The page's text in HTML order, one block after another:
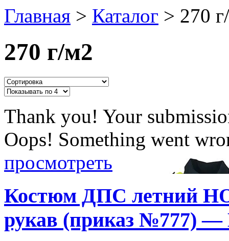
Главная > Каталог > 270
270 г/м2
Thank you! Your
Oops! Something went
просмотреть
Костюм ДПС летний
рукав (приказ №777) —